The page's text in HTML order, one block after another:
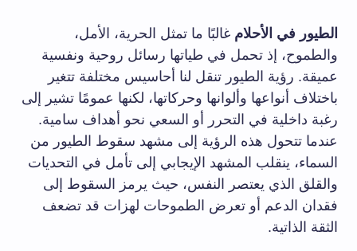
الطيور في الأحلام غالبًا ما تمثل الحرية، الأمل،
والطموح، إذ تحمل في طياتها رسائل روحية ونفسية
عميقة. رؤية الطيور تنقل لنا أحاسيس مختلفة تتغير
باختلاف أنواعها وألوانها وحركاتها، لكنها عمومًا تشير إلى
رغبة داخلية في التحرر أو السعي نحو أهداف سامية.
عندما تتحول هذه الرؤية إلى مشهد سقوط الطيور من
السماء، ينقلب المشهد الإيجابي إلى تأمل في التحديات
والقلق الذي يعتصر النفس، حيث يرمز السقوط إلى
فقدان الدعم أو تعرض الطموحات لهزات قد تضعف
الثقة الذاتية.